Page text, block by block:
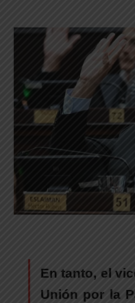
En tanto, el
Unión por la